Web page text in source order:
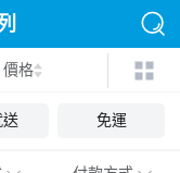
價格
送 免運